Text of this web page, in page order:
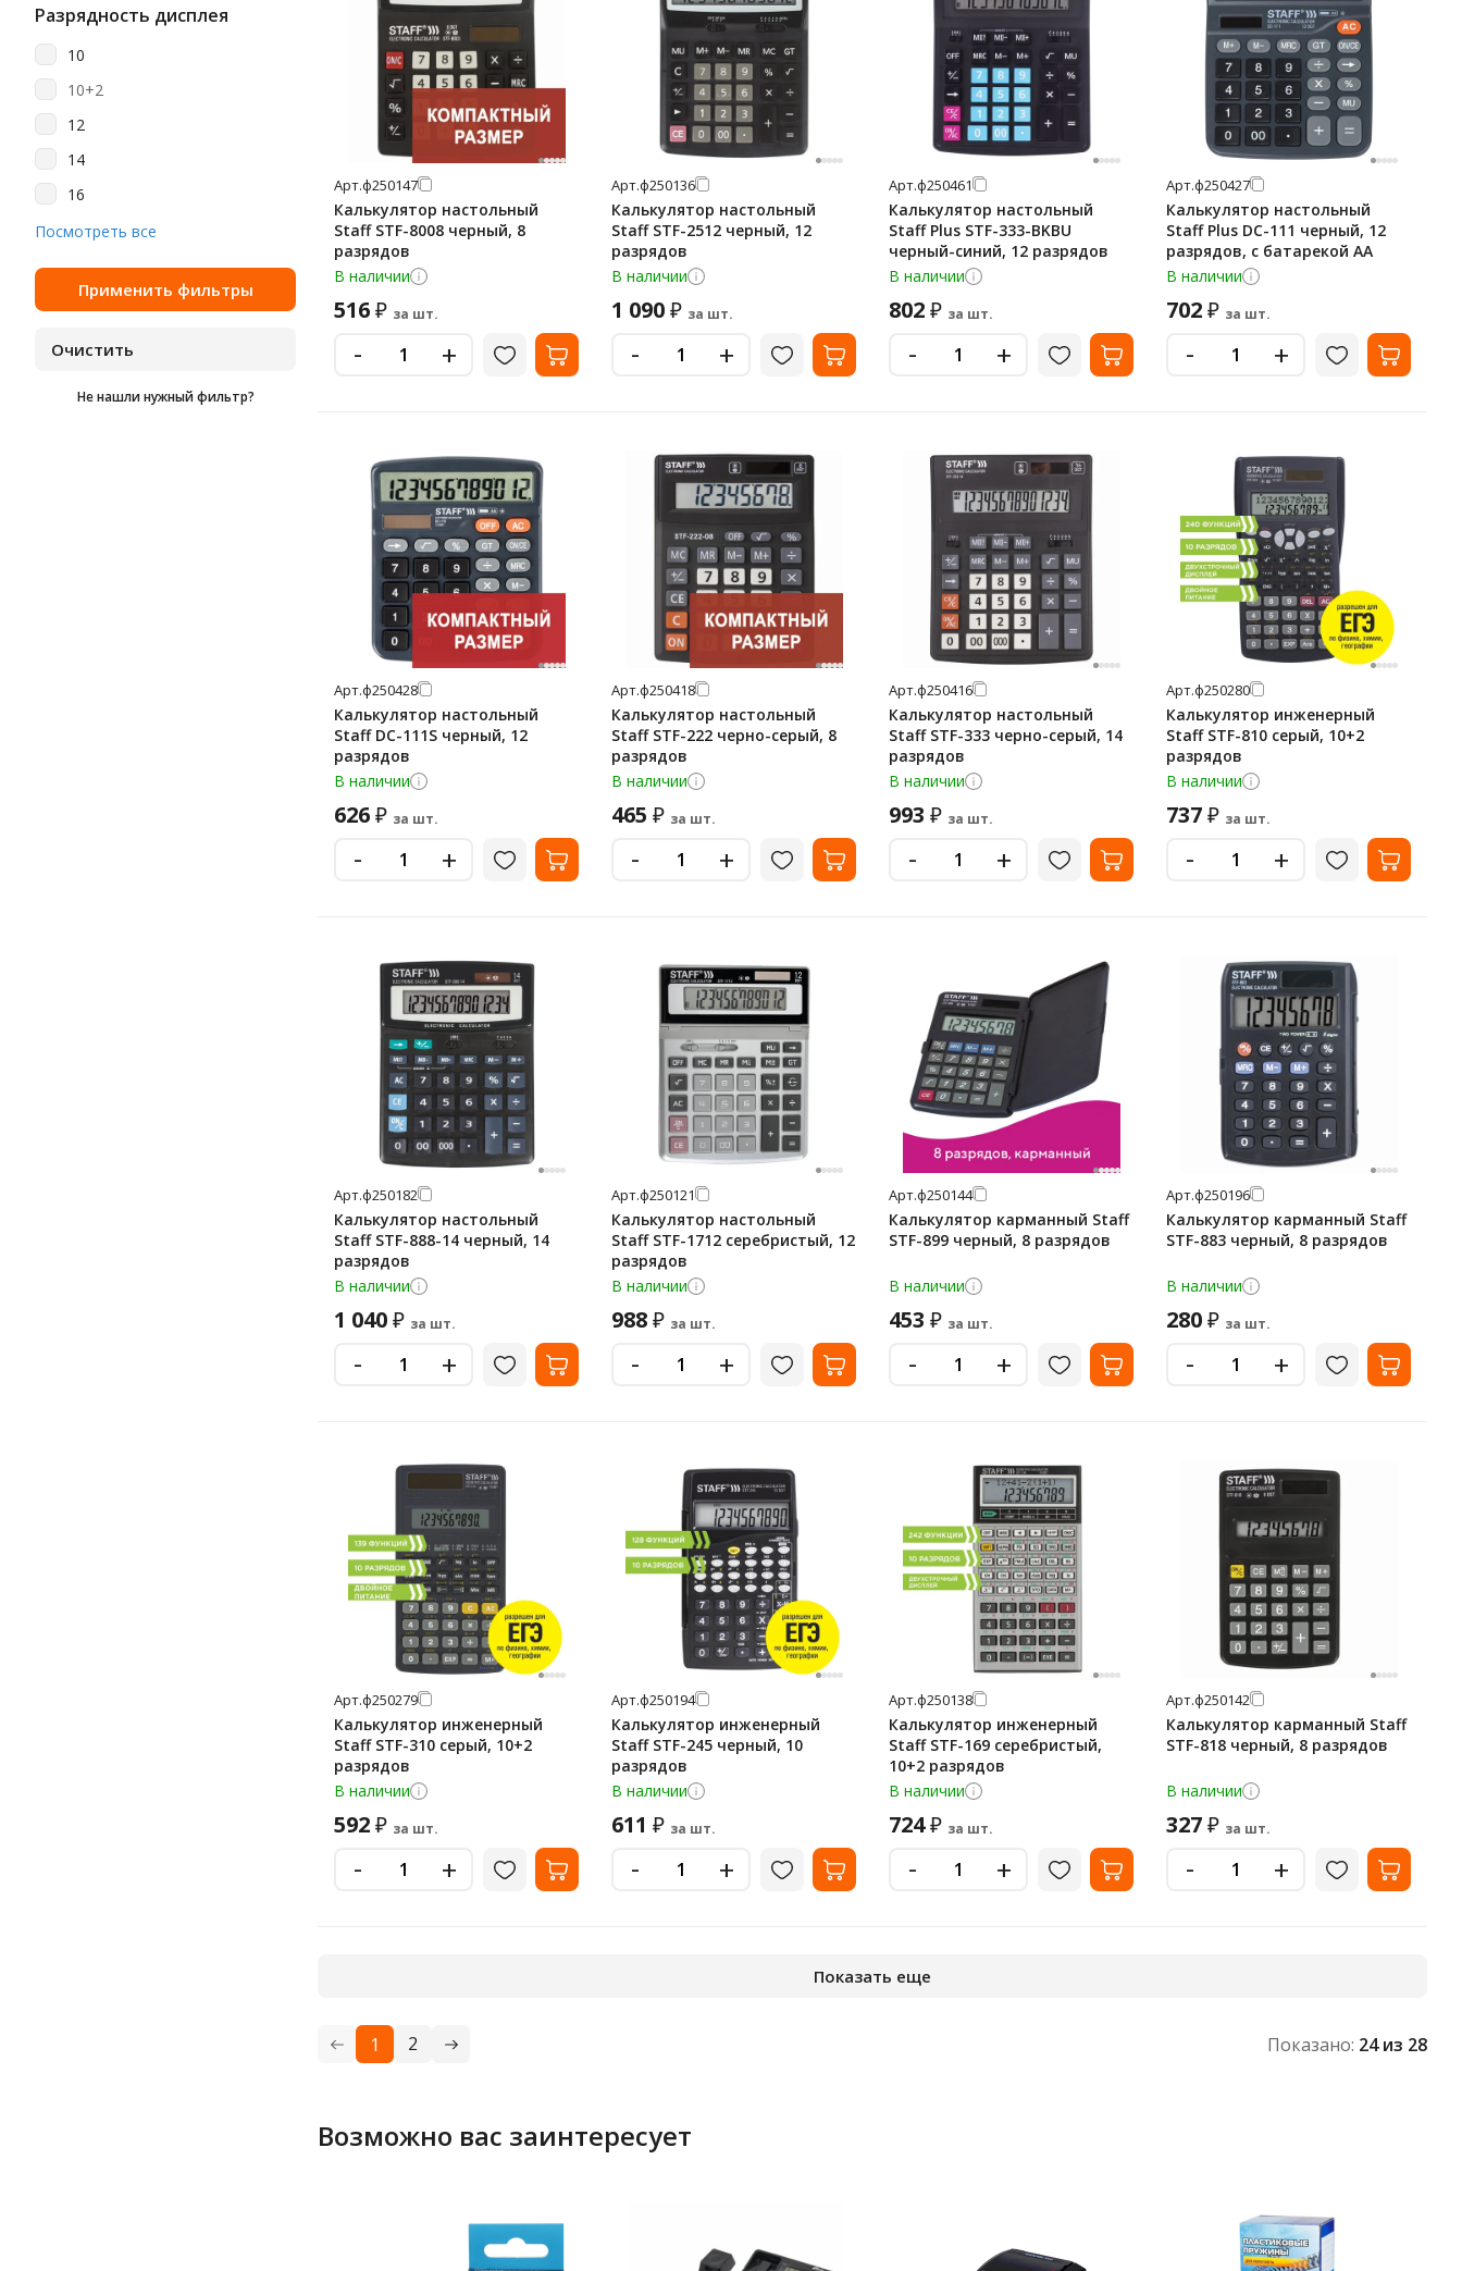
салатовый
серебристый
серый
синий
сиреневый
темно-серый
черно-зеленый
черный/оливковый
Разрядность дисплея
10
10+2
12
14
16
8
Посмотреть все
Не нашли нужный фильтр?
Арт.ф250147
Калькулятор настольный
Staff STF-8008 черный, 8
разрядов
В наличии
516₽ за шт.
- +
Арт.ф250136
Калькулятор настольный
Staff STF-2512 черный, 12
разрядов
В наличии
1 090₽ за шт.
- +
Арт.ф250461
Калькулятор настольный
Staff Plus STF-333-BKBU
черный-синий, 12 разрядов
В наличии
802₽ за шт.
- +
Арт.ф250427
Калькулятор настольный
Staff Plus DC-111 черный, 12
разрядов, с батарекой АА
В наличии
702₽ за шт.
- +
Арт.ф250428
Калькулятор настольный
Staff DC-111S черный, 12
разрядов
В наличии
626₽ за шт.
- +
Арт.ф250418
Калькулятор настольный
Staff STF-222 черно-серый, 8
разрядов
В наличии
465 ₽ за шт.
- +
Арт.ф250416
Калькулятор настольный
Staff STF-333 черно-серый, 14
разрядов
В наличии
993 ₽ за шт.
- +
Арт.ф250280
Калькулятор инженерный
Staff STF-810 серый, 10+2
разрядов
В наличии
737₽ за шт.
- +
Арт.ф250182
Калькулятор настольный
Staff STF-888-14 черный, 14
разрядов
В наличии
1 040₽ за шт.
- +
Арт.ф250121
Калькулятор настольный
Staff STF-1712 серебристый, 12
разрядов
В наличии
988₽ за шт.
- +
Арт.ф250144
Калькулятор карманный Staff
STF-899 черный, 8 разрядов
В наличии
453 ₽ за шт.
- +
Арт.ф250196
Калькулятор карманный Staff
STF-883 черный, 8 разрядов
В наличии
280₽ за шт.
- +
Арт.ф250279
Калькулятор инженерный
Staff STF-310 серый, 10+2
разрядов
В наличии
592₽ за шт.
- +
Арт.ф250194
Калькулятор инженерный
Staff STF-245 черный, 10
разрядов
В наличии
611 ₽ за шт.
- +
Арт.ф250138
Калькулятор инженерный
Staff STF-169 серебристый,
10+2 разрядов
В наличии
724₽ за шт.
- +
Арт.ф250142
Калькулятор карманный Staff
STF-818 черный, 8 разрядов
В наличии
327₽ за шт.
- +
Показать еще
1 2 Показано: 24из 28
Возможно вас заинтересует